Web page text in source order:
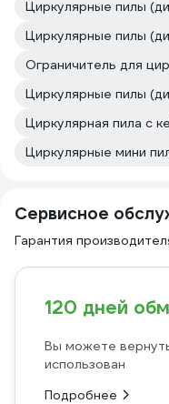
Циркулярные пилы
Циркулярные пилы
Ограничитель для
Циркулярные пилы
Циркулярная пила с
Циркулярные мини
Сервисное
Гарантия
120 дней
Вы можете
использован
Подробнее